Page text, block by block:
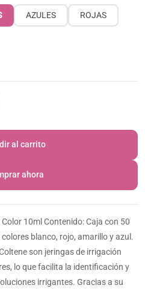
AZULES ROJAS
al carrito
ahora
10ml Contenido: Caja con 50
blanco, rojo, amarillo y azul.
son jeringas de irrigación
lo que facilita la identificación y
irrigantes. Gracias a su